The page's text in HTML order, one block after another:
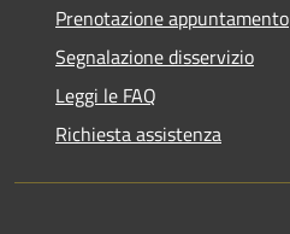
Prenotazione appuntamento
Segnalazione disservizio
Leggi le FAQ
Richiesta assistenza